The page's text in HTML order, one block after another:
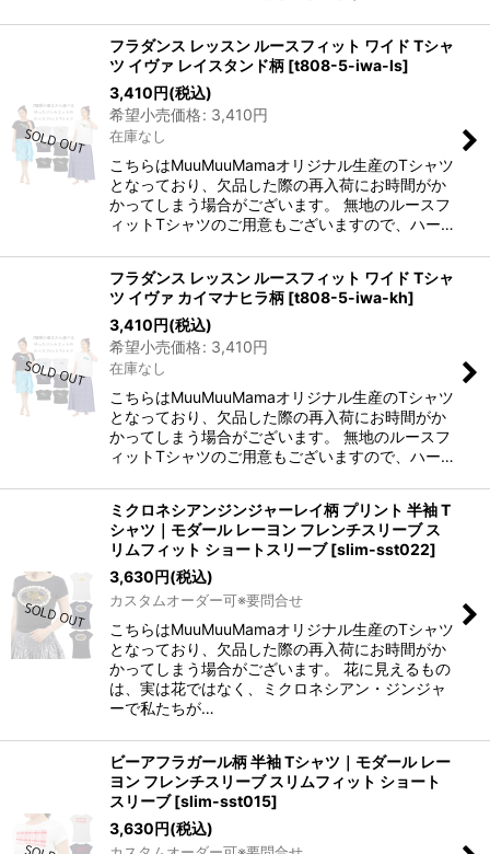
フラダンス レッスン ルースフィット ワイド Tシャ
ツ イヴァ レイスタンド柄 [t808-5-iwa-ls]
3,410円(税込)
希望小売価格: 3,410円
在庫なし
こちらはMuuMuuMamaオリジナル生産のTシャツ
となっており、欠品した際の再入荷にお時間がか
かってしまう場合がございます。 無地のルースフ
ィットTシャツのご用意もございますので、ハー…
フラダンス レッスン ルースフィット ワイド Tシャ
ツ イヴァ カイマナヒラ柄 [t808-5-iwa-kh]
3,410円(税込)
希望小売価格: 3,410円
在庫なし
こちらはMuuMuuMamaオリジナル生産のTシャツ
となっており、欠品した際の再入荷にお時間がか
かってしまう場合がございます。 無地のルースフ
ィットTシャツのご用意もございますので、ハー…
ミクロネシアンジンジャーレイ柄 プリント 半袖 T
シャツ｜モダール レーヨン フレンチスリーブ ス
リムフィット ショートスリーブ [slim-sst022]
3,630円(税込)
カスタムオーダー可※要問合せ
こちらはMuuMuuMamaオリジナル生産のTシャツ
となっており、欠品した際の再入荷にお時間がか
かってしまう場合がございます。 花に見えるもの
は、実は花ではなく、ミクロネシアン・ジンジャ
ーで私たちが…
ビーアフラガール柄 半袖 Tシャツ｜モダール レー
ヨン フレンチスリーブ スリムフィット ショート
スリーブ [slim-sst015]
3,630円(税込)